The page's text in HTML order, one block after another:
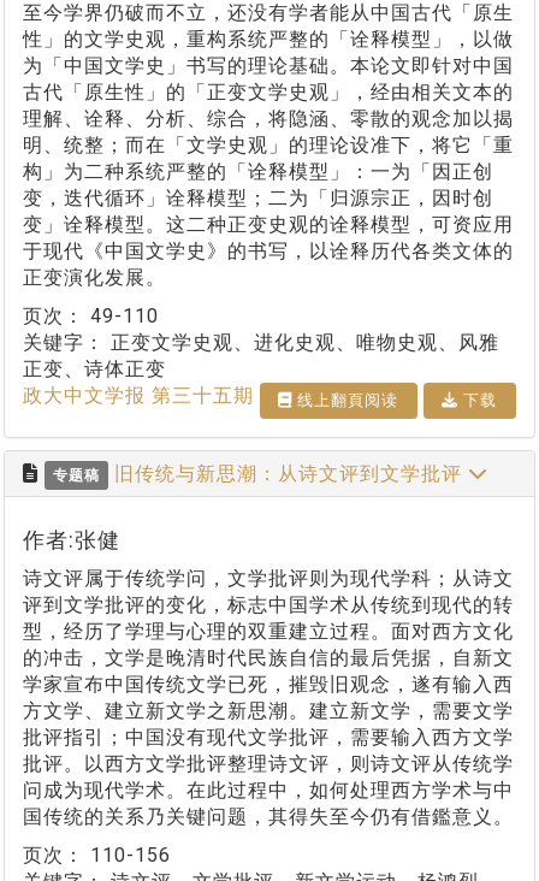
至今学界仍破而不立，还没有学者能从中国古代「原生
性」的文学史观，重构系统严整的「诠释模型」，以做
为「中国文学史」书写的理论基础。本论文即针对中国
古代「原生性」的「正变文学史观」，经由相关文本的
理解、诠释、分析、综合，将隐涵、零散的观念加以揭
明、统整；而在「文学史观」的理论设准下，将它「重
构」为二种系统严整的「诠释模型」：一为「因正创
变，迭代循环」诠释模型；二为「归源宗正，因时创
变」诠释模型。这二种正变史观的诠释模型，可资应用
于现代《中国文学史》的书写，以诠释历代各类文体的
正变演化发展。
页次： 49-110
关键字： 正变文学史观、进化史观、唯物史观、风雅
正变、诗体正变
政大中文学报 第三十五期
线上翻⾴阅读 下载
专题稿 旧传统与新思潮：从诗文评到文学批评
作者:张健
诗文评属于传统学问，文学批评则为现代学科；从诗文
评到文学批评的变化，标志中国学术从传统到现代的转
型，经历了学理与心理的双重建立过程。面对西方文化
的冲击，文学是晚清时代民族自信的最后凭据，自新文
学家宣布中国传统文学已死，摧毁旧观念，遂有输入西
方文学、建立新文学之新思潮。建立新文学，需要文学
批评指引；中国没有现代文学批评，需要输入西方文学
批评。以西方文学批评整理诗文评，则诗文评从传统学
问成为现代学术。在此过程中，如何处理西方学术与中
国传统的关系乃关键问题，其得失至今仍有借鑑意义。
页次： 110-156